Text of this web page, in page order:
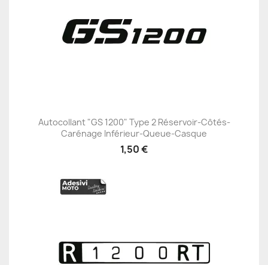
Autocollant "GS 1200" Type 2 Réservoir-Côtés-
Carénage Inférieur-Queue-Casque
1,50 €